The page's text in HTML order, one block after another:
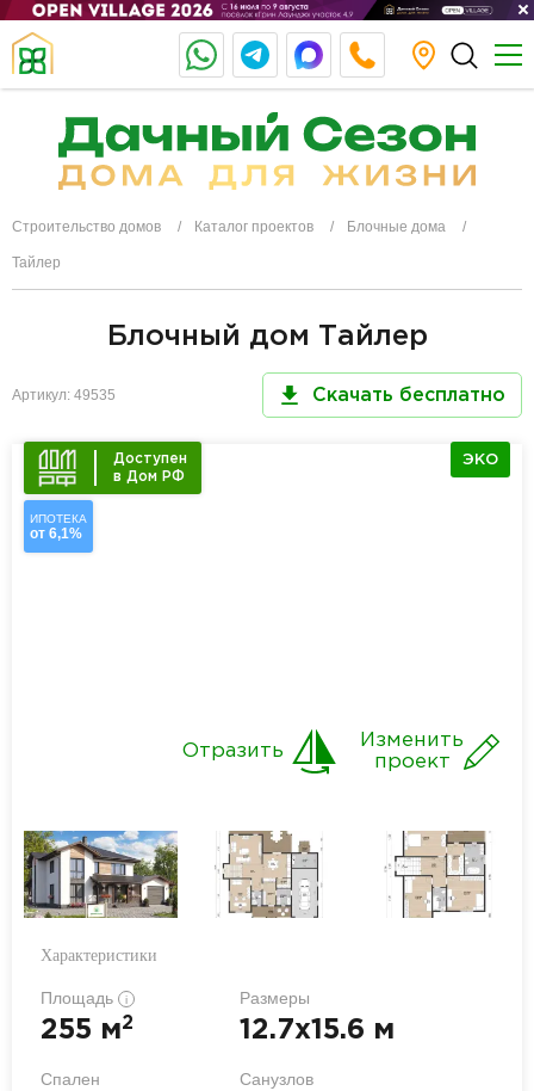
Строительство домов Каталог проектов Блочные дома
Тайлер
Блочный дом Тайлер
Артикул: 49535 Скачать бесплатно
Доступен
в Дом РФ
ИПОТЕКА
от 6,1%
ЭКО
Изменить
проект
Отразить
Характеристики
Площадь i
255 м2
Размеры
12.7x15.6 м
Спален Санузлов